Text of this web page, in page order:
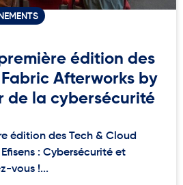
édition des
Afterworks by
de la cybersécurité
édition des Tech & Cloud
: Cybersécurité et
vous !...